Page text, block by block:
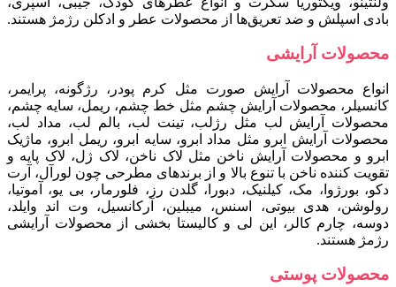
بادی اسپلش و ضد تعریق‌ها از محصولات عطر و ادکلن رژمژ هستند.
محصولات آرایشی
انواع محصولات آرایش صورت مثل کرم پودر، رژگونه، پرایمر،
کانسیلر، محصولات آرایش چشم مثل خط چشم، ریمل، سایه چشم،
محصولات آرایش لب مثل رژلب، تینت لب، بالم لب، مداد لب،
محصولات آرایش ابرو مثل مداد ابرو، سایه ابرو، ریمل ابرو، ماژیک
ابرو و محصولات آرایش ناخن مثل لاک ناخن، لاک ژل، لاک پایه و
تقویت کننده ناخن با تنوع بالا و از برندهای مطرحی چون لورآل، آرت
دکو، بورژوا، مک، کیلنیک، دبورا، گلدن رز، فلورمار، بی یو، آموتیا،
رولوشن، هدی بیوتی، اسنس، میبلین، آرکانسیل، وت اند وایلد،
دوسه، چارم کالر، این لی و کالیستا بخشی از محصولات آرایشی
رژمژ هستند.
محصولات پوستی